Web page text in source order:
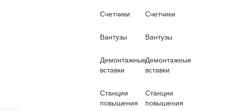
Счетчики
Вантузы
Демонтажные
вставки
Станции
повышения
Счетчики
Вантузы
Демонтажные
вставки
Станции
повышения